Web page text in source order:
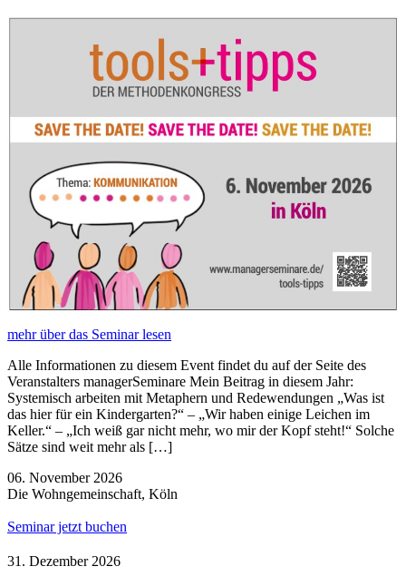
mehr über das Seminar lesen
Alle Informationen zu diesem Event findet du auf der Seite des
Veranstalters managerSeminare Mein Beitrag in diesem Jahr:
Systemisch arbeiten mit Metaphern und Redewendungen „Was ist
das hier für ein Kindergarten?“ – „Wir haben einige Leichen im
Keller.“ – „Ich weiß gar nicht mehr, wo mir der Kopf steht!“ Solche
Sätze sind weit mehr als […]
06. November 2026
Die Wohngemeinschaft, Köln
Seminar jetzt buchen
31. Dezember 2026